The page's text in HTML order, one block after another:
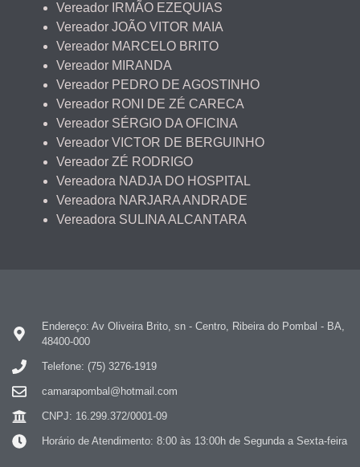
Vereador IRMÃO EZEQUIAS
Vereador JOÃO VITOR MAIA
Vereador MARCELO BRITO
Vereador MIRANDA
Vereador PEDRO DE AGOSTINHO
Vereador RONI DE ZÉ CARECA
Vereador SÉRGIO DA OFICINA
Vereador VICTOR DE BERGUINHO
Vereador ZÉ RODRIGO
Vereadora NADJA DO HOSPITAL
Vereadora NARJARA ANDRADE
Vereadora SULINA ALCANTARA
Endereço: Av Oliveira Brito, sn - Centro, Ribeira do Pombal - BA,
48400-000
Telefone: (75) 3276-1919
camarapombal@hotmail.com
CNPJ: 16.299.372/0001-09
Horário de Atendimento: 8:00 às 13:00h de Segunda a Sexta-feira